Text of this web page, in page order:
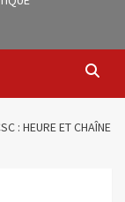
: HEURE ET CHAÎNE